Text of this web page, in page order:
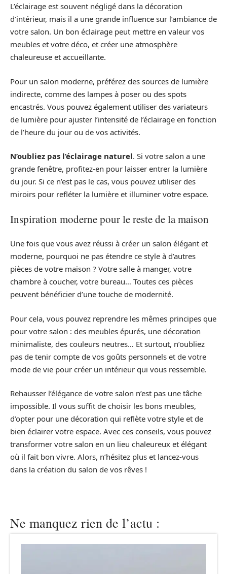
L’éclairage est souvent négligé dans la décoration
d’intérieur, mais il a une grande influence sur l’ambiance de
votre salon. Un bon éclairage peut mettre en valeur vos
meubles et votre déco, et créer une atmosphère
chaleureuse et accueillante.
Pour un salon moderne, préférez des sources de lumière
indirecte, comme des lampes à poser ou des spots
encastrés. Vous pouvez également utiliser des variateurs
de lumière pour ajuster l’intensité de l’éclairage en fonction
de l’heure du jour ou de vos activités.
N’oubliez pas l’éclairage naturel. Si votre salon a une
grande fenêtre, profitez-en pour laisser entrer la lumière
du jour. Si ce n’est pas le cas, vous pouvez utiliser des
miroirs pour refléter la lumière et illuminer votre espace.
Inspiration moderne pour le reste de la maison
Une fois que vous avez réussi à créer un salon élégant et
moderne, pourquoi ne pas étendre ce style à d’autres
pièces de votre maison ? Votre salle à manger, votre
chambre à coucher, votre bureau… Toutes ces pièces
peuvent bénéficier d’une touche de modernité.
Pour cela, vous pouvez reprendre les mêmes principes que
pour votre salon : des meubles épurés, une décoration
minimaliste, des couleurs neutres… Et surtout, n’oubliez
pas de tenir compte de vos goûts personnels et de votre
mode de vie pour créer un intérieur qui vous ressemble.
Rehausser l’élégance de votre salon n’est pas une tâche
impossible. Il vous suffit de choisir les bons meubles,
d’opter pour une décoration qui reflète votre style et de
bien éclairer votre espace. Avec ces conseils, vous pouvez
transformer votre salon en un lieu chaleureux et élégant
où il fait bon vivre. Alors, n’hésitez plus et lancez-vous
dans la création du salon de vos rêves !
Ne manquez rien de l’actu :